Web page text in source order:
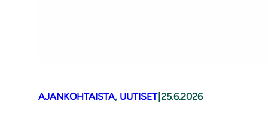
AJANKOHTAISTA, UUTISET| 25.6.2026